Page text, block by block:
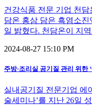
건강식품 전문 기업 천담
담온 홍삼 담은 흑염소진
일 밝혔다. 천담온이 지
2024-08-27 15:10 PM
주방·조리실 공기질 관리 위한
실내공기질 전문기업 에
술세미나’를 지난 26일